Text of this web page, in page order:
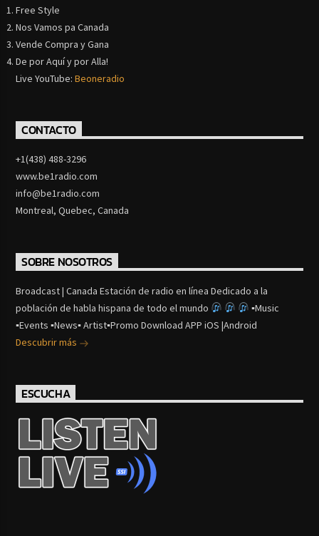
Free Style
Nos Vamos pa Canada
Vende Compra y Gana
De por Aquí y por Alla!
Live YouTube:Beoneradio
CONTACTO
+1(438) 488-3296
www.be1radio.com
info@be1radio.com
Montreal, Quebec, Canada
SOBRE NOSOTROS
Broadcast | Canada Estación de radio en línea Dedicado a la
población de habla hispana de todo el mundo
▪Music
▪Events ▪News▪ Artist▪Promo Download APP iOS |Android
Descubrir más
ESCUCHA